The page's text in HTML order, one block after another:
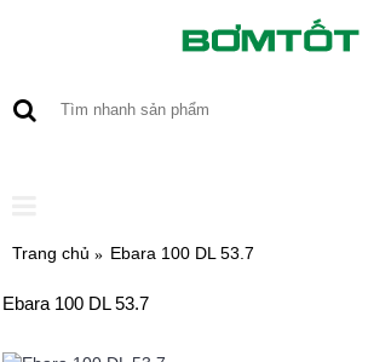
Trang chủ Ebara 100 DL 53.7
Ebara 100 DL 53.7